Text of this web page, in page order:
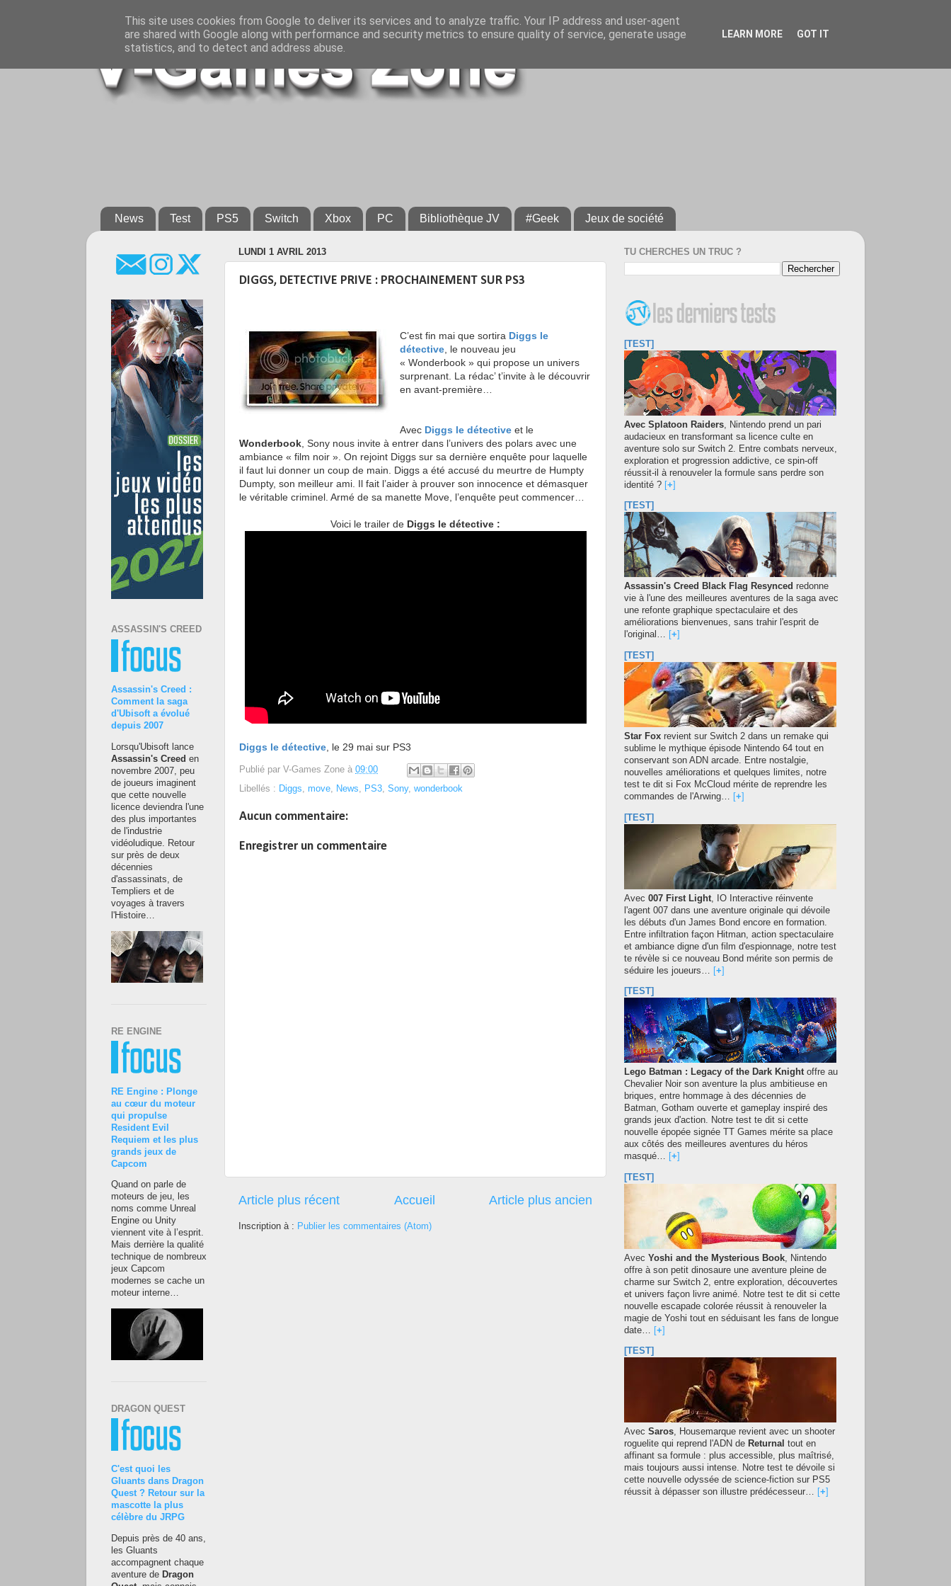
News Test PS5 Switch Xbox PC Bibliothèque JV #Geek Jeux de société
LUNDI 1 AVRIL 2013
DIGGS, DETECTIVE PRIVE : PROCHAINEMENT SUR PS3
C’est fin mai que sortira Diggs le
détective, le nouveau jeu
« Wonderbook » qui propose un univers
surprenant. La rédac’ t’invite à le découvrir
en avant-première…
Avec Diggs le détectiveet le
Wonderbook , Sony nous invite à entrer dans l’univers des polars avec une
ambiance « film noir ». On rejoint Diggs sur sa dernière enquête pour laquelle
il faut lui donner un coup de main. Diggs a été accusé du meurtre de Humpty
Dumpty, son meilleur ami. Il fait l’aider à prouver son innocence et démasquer
le véritable criminel. Armé de sa manette Move, l’enquête peut commencer…
Voici le trailer de Diggs le détective :
Diggs le détective , le 29 mai sur PS3
Publié par V-Games Zone à 09:00
Libellés : Diggs move News PS3 Sony, wonderbook
Aucun commentaire:
Enregistrer un commentaire
Article plus récent Article plus ancien
Accueil
Inscription à : Publier les commentaires (Atom)
ASSASSIN'S CREED
Assassin's Creed :
Comment la saga
d'Ubisoft a évolué
depuis 2007
Lorsqu'Ubisoft lance
Assassin's Creed en
novembre 2007, peu
de joueurs imaginent
que cette nouvelle
licence deviendra l'une
des plus importantes
de l'industrie
vidéoludique. Retour
sur près de deux
décennies
d'assassinats, de
Templiers et de
voyages à travers
l'Histoire…
RE ENGINE
RE Engine : Plonge
au cœur du moteur
qui propulse
Resident Evil
Requiem et les plus
grands jeux de
Capcom
Quand on parle de
moteurs de jeu, les
noms comme Unreal
Engine ou Unity
viennent vite à l’esprit.
Mais derrière la qualité
technique de nombreux
jeux Capcom
modernes se cache un
moteur interne…
DRAGON QUEST
C'est quoi les
Gluants dans Dragon
Quest ? Retour sur la
mascotte la plus
célèbre du JRPG
Depuis près de 40 ans,
les Gluants
accompagnent chaque
aventure de Dragon
TU CHERCHES UN TRUC ?
[TEST]
Avec Splatoon Raiders, Nintendo prend un pari
audacieux en transformant sa licence culte en
aventure solo sur Switch 2. Entre combats nerveux,
exploration et progression addictive, ce spin-off
réussit-il à renouveler la formule sans perdre son
identité ? [+]
[TEST]
Assassin's Creed Black Flag Resynced redonne
vie à l'une des meilleures aventures de la saga avec
une refonte graphique spectaculaire et des
améliorations bienvenues, sans trahir l'esprit de
l'original…
+
[TEST]
Star Fox revient sur Switch 2 dans un remake qui
sublime le mythique épisode Nintendo 64 tout en
conservant son ADN arcade. Entre nostalgie,
nouvelles améliorations et quelques limites, notre
test te dit si Fox McCloud mérite de reprendre les
commandes de l'Arwing…
+
[TEST]
Avec 007 First Light , IO Interactive réinvente
l'agent 007 dans une aventure originale qui dévoile
les débuts d'un James Bond encore en formation.
Entre infiltration façon Hitman, action spectaculaire
et ambiance digne d'un film d'espionnage, notre test
te révèle si ce nouveau Bond mérite son permis de
séduire les joueurs…
[+]
[TEST]
Lego Batman : Legacy of the Dark Knightoffre au
Chevalier Noir son aventure la plus ambitieuse en
briques, entre hommage à des décennies de
Batman, Gotham ouverte et gameplay inspiré des
grands jeux d'action. Notre test te dit si cette
nouvelle épopée signée TT Games mérite sa place
aux côtés des meilleures aventures du héros
masqué…
+
[TEST]
Avec Yoshi and the Mysterious Book, Nintendo
offre à son petit dinosaure une aventure pleine de
charme sur Switch 2, entre exploration, découvertes
et univers façon livre animé. Notre test te dit si cette
nouvelle escapade colorée réussit à renouveler la
magie de Yoshi tout en séduisant les fans de longue
date… [+]
[TEST]
Avec Saros, Housemarque revient avec un shooter
roguelite qui reprend l'ADN de Returnal tout en
affinant sa formule : plus accessible, plus maîtrisé,
mais toujours aussi intense. Notre test te dévoile si
cette nouvelle odyssée de science-fiction sur PS5
réussit à dépasser son illustre prédécesseur…
+
This site uses cookies from Google to deliver its services and to analyze traffic. Your IP address and user-agent
are shared with Google along with performance and security metrics to ensure quality of service, generate usage
statistics, and to detect and address abuse.
LEARN MORE GOT IT